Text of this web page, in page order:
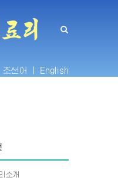
조선어 | English
소개